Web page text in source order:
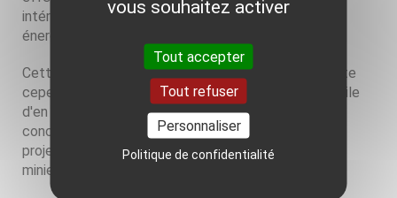
intéressantes et peut contribuer à l'autonomie
énergétique de ces territoires.
Cette activité - sa réalité et ses perspectives - reste
cependant encore peu connue, il est donc apparu utile
d'en dresser un état des lieux pour les territoires
concernés (travaux réalisés depuis les années 1960,
projets en cours et envisagés, situation des permis
miniers existants).
vous souhaitez activer
Tout accepter
Tout refuser
Personnaliser
Politique de confidentialité